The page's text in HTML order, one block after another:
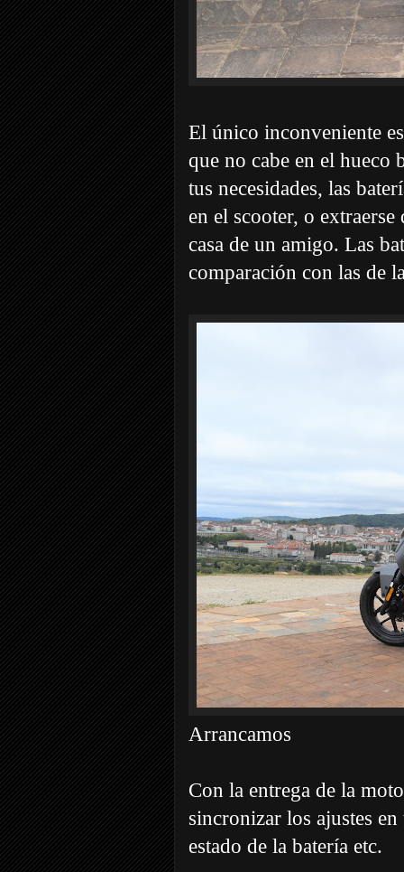
El único inconveniente
que no cabe en el hueco
tus necesidades, las
en el scooter, o
casa de un amigo. Las
comparación con las de
Arrancamos
Con la entrega de la
sincronizar los ajustes
estado de la batería etc.